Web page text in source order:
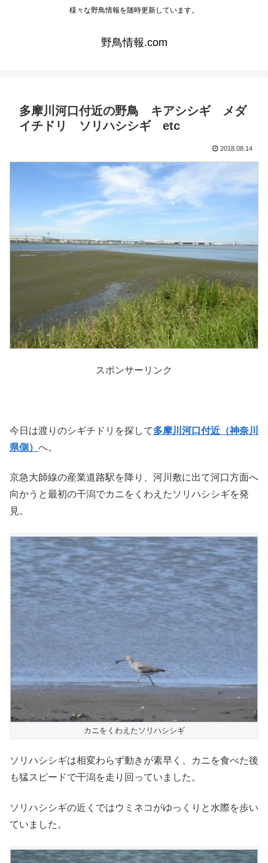
様々な野鳥情報を随時更新しています。
野鳥情報.com
多摩川河口付近の野鳥 キアシシギ メダ
イチドリ ソリハシシギ etc
2018.08.14
スポンサーリンク
今日は渡りのシギチドリを探して多摩川河口付近（神奈川
県側） へ。
京急大師線の産業道路駅を降り、河川敷に出て河口方面へ
向かうと最初の干潟でカニをくわえたソリハシシギを発
見。
カニをくわえたソリハシシギ
ソリハシシギは相変わらず動きが素早く、カニを食べた後
も猛スピードで干潟を走り回っていました。
ソリハシシギの近くではウミネコがゆっくりと水際を歩い
ていました。